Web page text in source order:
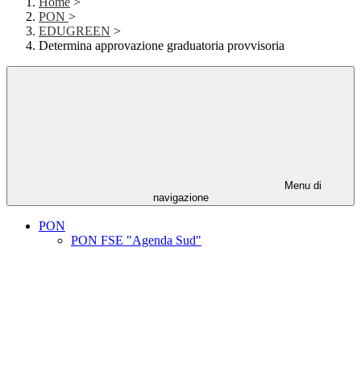
PON >
EDUGREEN >
Determina approvazione graduatoria provvisoria
Menu di
navigazione
PON
PON FSE "Agenda Sud"